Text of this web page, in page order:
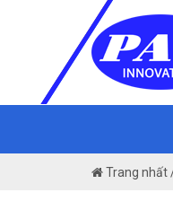
Trang nhất